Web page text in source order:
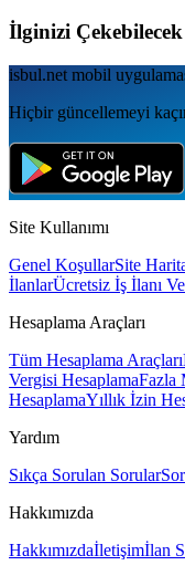
İlginizi
isbul.net mobil
Hiçbir güncellemeyi
Site Kullanımı
Genel KoşullarSite
İlanlarÜcretsiz İş İlanı
Hesaplama Araçları
Tüm Hesaplama Araçları
Vergisi HesaplamaFazla
HesaplamaYıllık İzin
Yardım
Sıkça Sorulan Sorular
Hakkımızda
Hakkımızdaİletişimİlan